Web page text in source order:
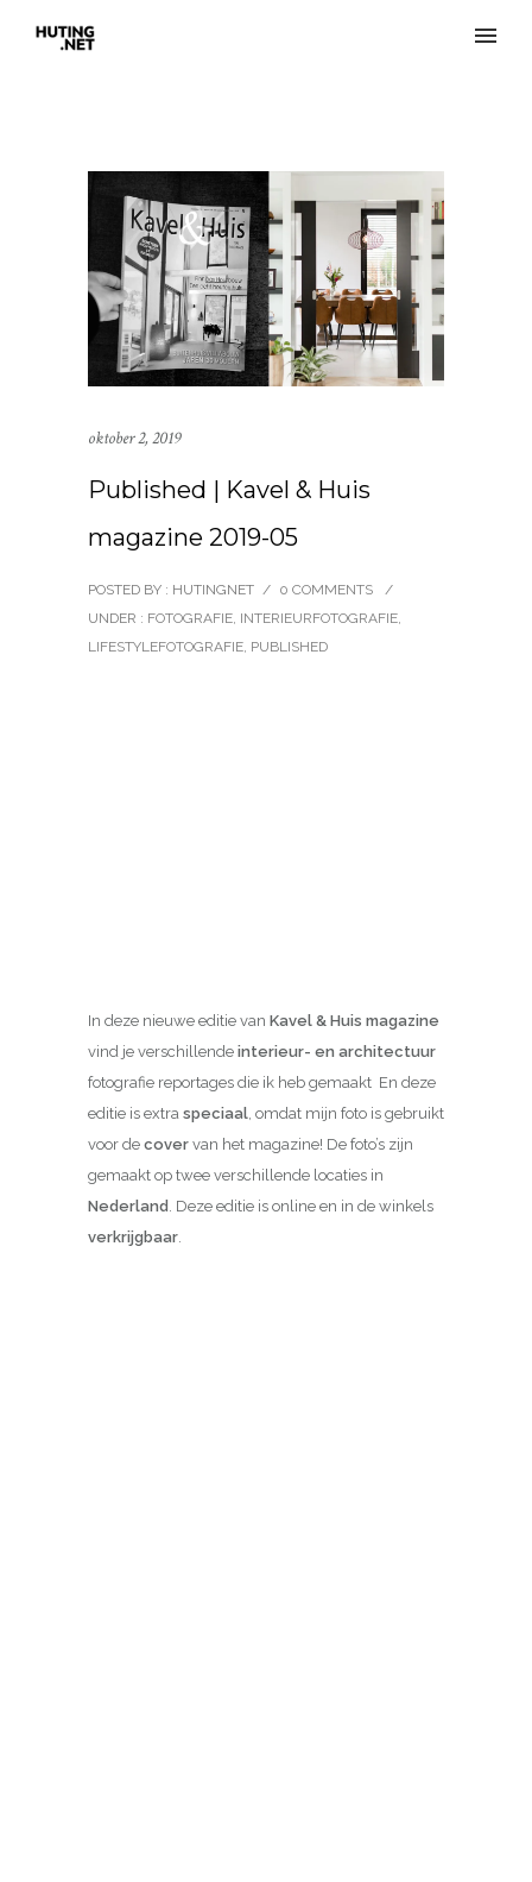
oktober 2, 2019
Published | Kavel & Huis
magazine 2019-05
POSTED BY : HUTINGNET / 0 COMMENTS
/
UNDER : FOTOGRAFIE, INTERIEURFOTOGRAFIE,
LIFESTYLEFOTOGRAFIE, PUBLISHED
In deze nieuwe editie van Kavel & Huis magazine
vind je verschillende interieur- en architectuur
fotografie reportages die ik heb gemaakt En deze
editie is extra speciaal, omdat mijn foto is gebruikt
voor de cover van het magazine! De foto’s zijn
gemaakt op twee verschillende locaties in
Nederland . Deze editie is online en in de winkels
verkrijgbaar.